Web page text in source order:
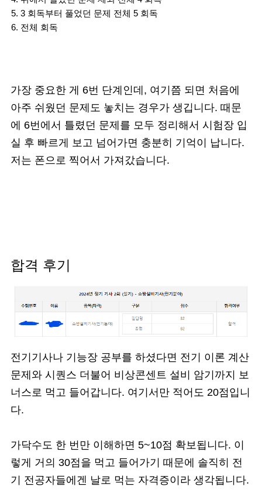
3 회독부터 풀었던 문제 전체 5 회독
전체 회독
가장 중요한 게 6번 단계인데, 여기쯤 되면 처음에
아주 쉬웠던 문제도 놓치는 경우가 생깁니다. 때문
에 6번에서 틀렸던 문제를 모두 정리해서 시험장 입
실 후 빠르게 보고 넘어가면 충분히 기억이 납니다.
저는 폰으로 찍어서 가져갔습니다.
합격 후기
전기기사나 기능장 공부를 하셨다면 전기 이론 계산
문제와 시퀀스 더불어 비상콘센트 설비 암기까지 보
너스로 먹고 들어갑니다. 여기서만 적어도 20점입니
다.
가닥수도 한 번만 이해하면 5~10점 확보됩니다. 이
렇게 거의 30점을 먹고 들어가기 때문에 솔직히 전
기 전공자들에겐 날로 먹는 자격증이라 생각됩니다.